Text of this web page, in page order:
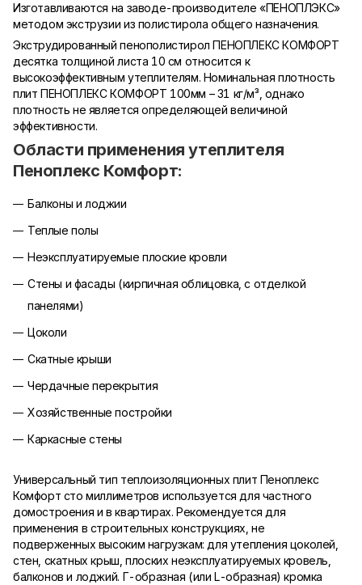
Изготавливаются на заводе-производителе «ПЕНОПЛЭКС»
методом экструзии из полистирола общего назначения.
Экструдированный пенополистирол ПЕНОПЛЕКС КОМФОРТ
десятка толщиной листа 10 см относится к
высокоэффективным утеплителям. Номинальная плотность
плит ПЕНОПЛЕКС КОМФОРТ 100мм – 31 кг/м³, однако
плотность не является определяющей величиной
эффективности.
Области применения утеплителя
Пеноплекс Комфорт:
Балконы и лоджии
Теплые полы
Неэксплуатируемые плоские кровли
Стены и фасады (кирпичная облицовка, с отделкой
панелями)
Цоколи
Скатные крыши
Чердачные перекрытия
Хозяйственные постройки
Каркасные стены
Универсальный тип теплоизоляционных плит Пеноплекс
Комфорт сто миллиметров используется для частного
домостроения и в квартирах. Рекомендуется для
применения в строительных конструкциях, не
подверженных высоким нагрузкам: для утепления цоколей,
стен, скатных крыш, плоских неэксплуатируемых кровель,
балконов и лоджий. Г-образная (или L-образная) кромка